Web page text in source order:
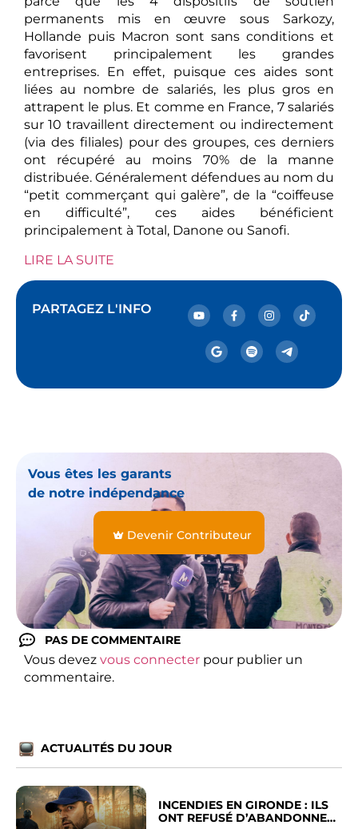
permanents mis en œuvre sous Sarkozy,
Hollande puis Macron sont sans conditions et
favorisent principalement les grandes
entreprises. En effet, puisque ces aides sont
liées au nombre de salariés, les plus gros en
attrapent le plus. Et comme en France, 7 salariés
sur 10 travaillent directement ou indirectement
(via des filiales) pour des groupes, ces derniers
ont récupéré au moins 70% de la manne
distribuée. Généralement défendues au nom du
“petit commerçant qui galère”, de la “coiffeuse
en difficulté”, ces aides bénéficient
principalement à Total, Danone ou Sanofi.
LIRE LA SUITE
PARTAGEZ L'INFO
Vous êtes les garants
de notre indépendance
Devenir Contributeur
PAS DE COMMENTAIRE
Vous devez vous connecter pour publier un
commentaire.
ACTUALITÉS DU JOUR
INCENDIES EN GIRONDE : ILS
ONT REFUSÉ D’ABANDONNER